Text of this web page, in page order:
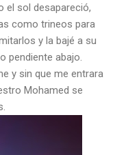
el sol desapareció,
como trineos para
y la bajé a su
pendiente abajo.
y sin que me entrara
Mohamed se